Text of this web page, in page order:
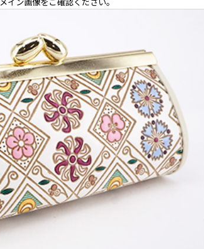
イン画像をご確認ください。